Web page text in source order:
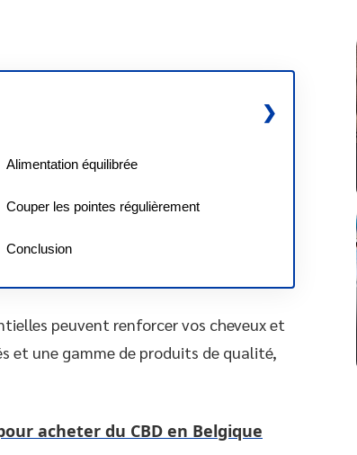
Alimentation équilibrée
Couper les pointes régulièrement
Conclusion
peuvent renforcer vos cheveux et
et une gamme de produits de qualité,
acheter du CBD en Belgique